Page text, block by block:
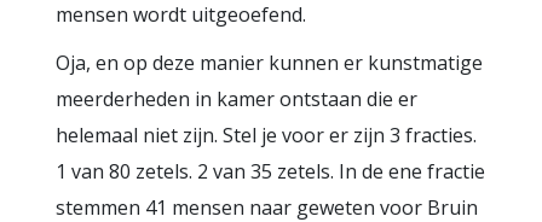
mensen wordt uitgeoefend.
Oja, en op deze manier kunnen er kunstmatige
meerderheden in kamer ontstaan die er
helemaal niet zijn. Stel je voor er zijn 3 fracties.
1 van 80 zetels. 2 van 35 zetels. In de ene fractie
stemmen 41 mensen naar geweten voor Bruin